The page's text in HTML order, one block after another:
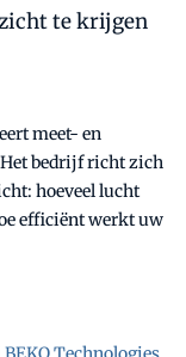
te krijgen
meet- en
bedrijf richt zich
hoeveel lucht
efficiënt werkt uw